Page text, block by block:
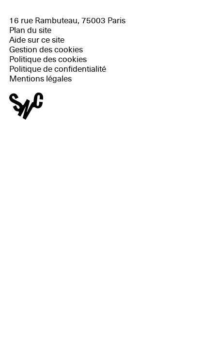
16 rue Rambuteau, 75003 Paris
Plan du site
Aide sur ce site
Gestion des cookies
Politique des cookies
Politique de confidentialité
Mentions légales